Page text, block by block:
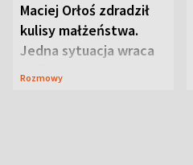
Maciej Orłoś zdradził
kulisy małżeństwa.
Jedna sytuacja wraca
jak bumerang
Rozmowy